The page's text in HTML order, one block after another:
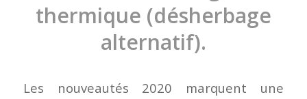
thermique (désherbage
alternatif).
Les nouveautés 2020 marquent une